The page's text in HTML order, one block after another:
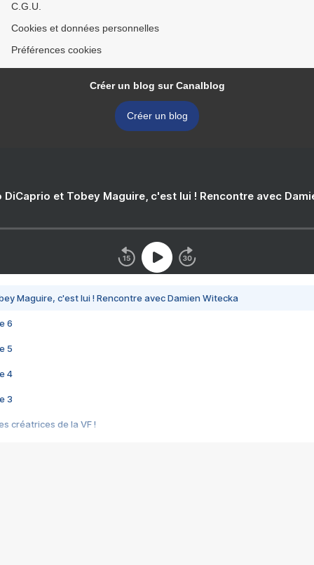
C.G.U.
Cookies et données personnelles
Préférences cookies
Créer un blog sur Canalblog
Créer un blog
DiCaprio et Tobey Maguire, c'est lui ! Rencontre avec
Maguire, c'est lui ! Rencontre avec Damien Witecka
6
5
4
3
créatrices de la VF !